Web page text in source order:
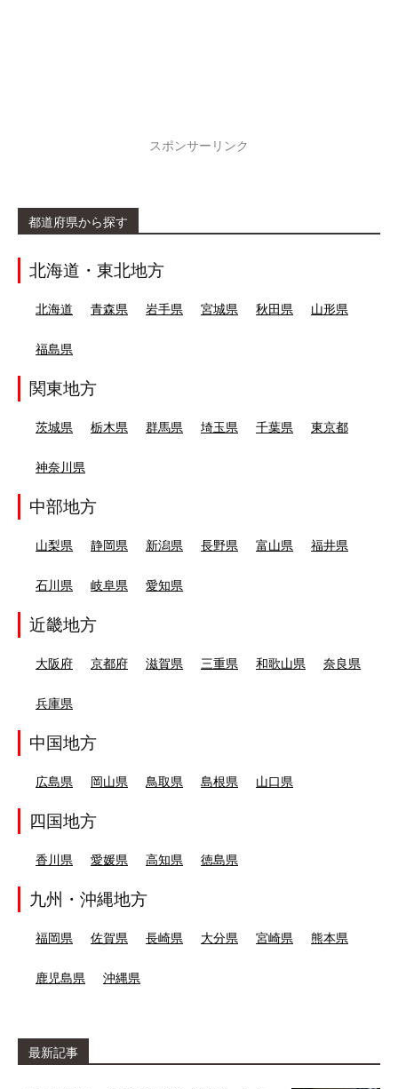
スポンサーリンク
都道府県から探す
北海道・東北地方
北海道 青森県 岩手県 宮城県 秋田県 山形県
福島県
関東地方
茨城県 栃木県 群馬県 埼玉県 千葉県 東京都
神奈川県
中部地方
山梨県 静岡県 新潟県 長野県 富山県 福井県
石川県 岐阜県 愛知県
近畿地方
大阪府 京都府 滋賀県 三重県 和歌山県 奈良県
兵庫県
中国地方
広島県 岡山県 鳥取県 島根県 山口県
四国地方
香川県 愛媛県 高知県 徳島県
九州・沖縄地方
福岡県 佐賀県 長崎県 大分県 宮崎県 熊本県
鹿児島県 沖縄県
最新記事